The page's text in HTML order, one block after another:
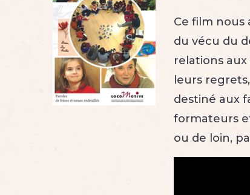
Ce film nous
du vécu du
relations
leurs
destiné aux
formateurs
ou de loin,